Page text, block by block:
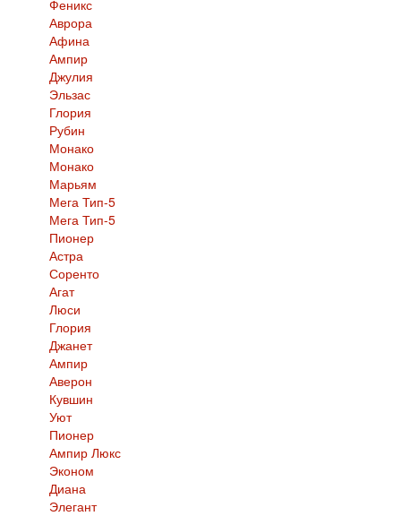
Феникс
Аврора
Афина
Ампир
Джулия
Эльзас
Глория
Рубин
Монако
Монако
Марьям
Мега Тип-5
Мега Тип-5
Пионер
Астра
Соренто
Агат
Люси
Глория
Джанет
Ампир
Аверон
Кувшин
Уют
Пионер
Ампир Люкс
Эконом
Диана
Элегант